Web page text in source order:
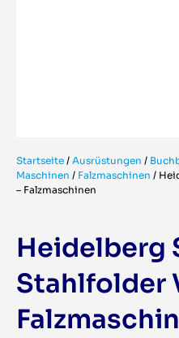
Startseite / Ausrüstungen /
Maschinen / Falzmaschinen /
– Falzmaschinen
Heidelberg
Stahlfolder